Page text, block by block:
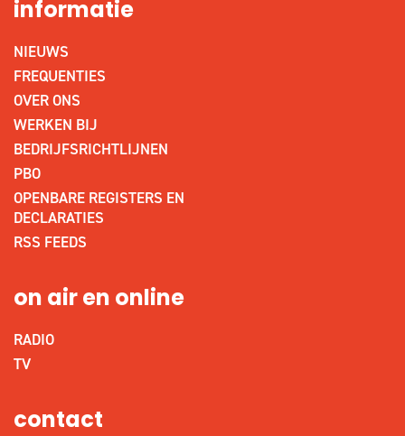
informatie
NIEUWS
FREQUENTIES
OVER ONS
WERKEN BIJ
BEDRIJFSRICHTLIJNEN
PBO
OPENBARE REGISTERS EN
DECLARATIES
RSS FEEDS
on air en online
RADIO
TV
contact